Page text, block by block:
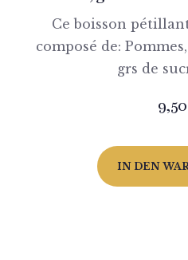
Ce boisson
composé de:
grs de
9,50
IN DEN